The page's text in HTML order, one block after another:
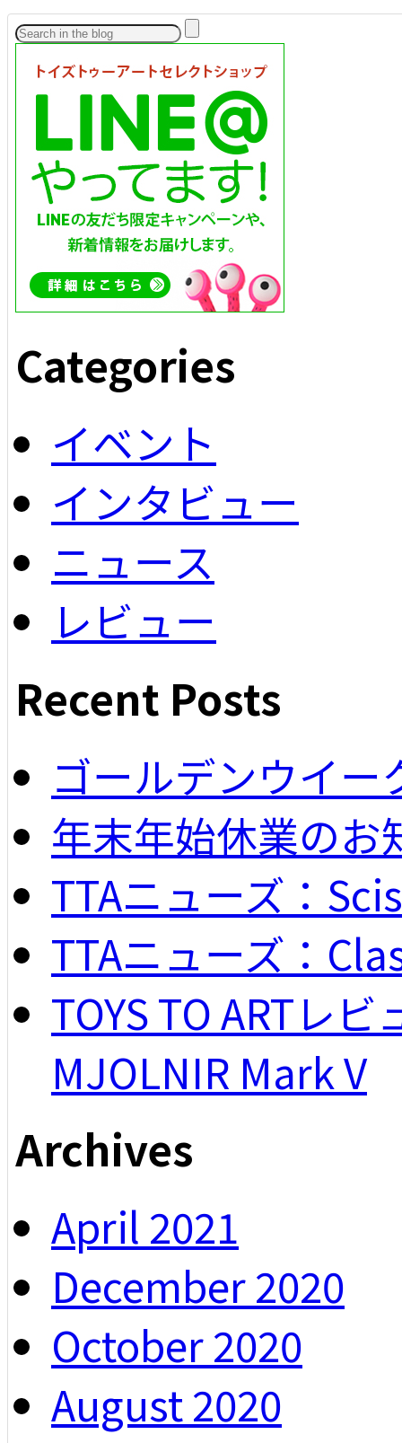
Categories
イベント
インタビュー
ニュース
レビュー
Recent Posts
ゴールデンウイー
年末年始休業のお
TTAニューズ：
TTAニューズ：
TOYS TO ARTレ
MJOLNIR Mark V
Archives
April 2021
December 2020
October 2020
August 2020